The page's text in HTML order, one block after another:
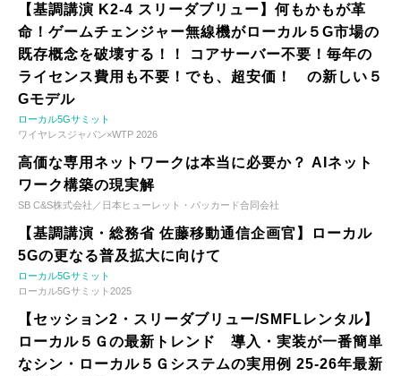
【基調講演 K2-4 スリーダブリュー】何もかもが革
命！ゲームチェンジャー無線機がローカル５G市場の
既存概念を破壊する！！ コアサーバー不要！毎年の
ライセンス費用も不要！でも、超安価！ の新しい５
Gモデル
ローカル5Gサミット
ワイヤレスジャパン×WTP 2026
高価な専用ネットワークは本当に必要か？ AIネット
ワーク構築の現実解
SB C&S株式会社／日本ヒューレット・パッカード合同会社
【基調講演・総務省 佐藤移動通信企画官】ローカル
5Gの更なる普及拡大に向けて
ローカル5Gサミット
ローカル5Gサミット2025
【セッション2・スリーダブリュー/SMFLレンタル】
ローカル５Ｇの最新トレンド 導入・実装が一番簡単
なシン・ローカル５Ｇシステムの実用例 25-26年最新